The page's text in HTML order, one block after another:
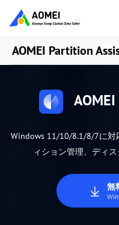
AOMEI Partition
Windows 11/10/8.1/8/7に対
ィション管理、ディス
無